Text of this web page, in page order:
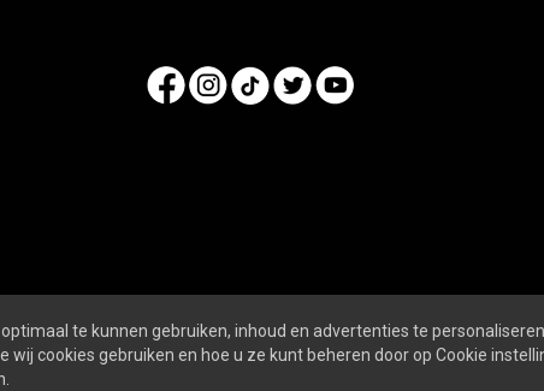
website vanDe Markt Online ALGEMENE
SOCIALS
te kunnen gebruiken, inhoud en advertenties te
wij cookies gebruiken en hoe u ze kunt beheren door op Cookie